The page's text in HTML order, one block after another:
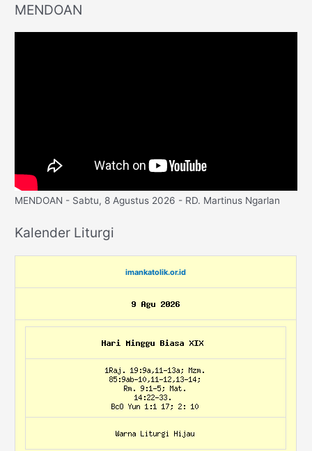
MENDOAN
MENDOAN - Sabtu, 8 Agustus 2026 - RD. Martinus Ngarlan
Kalender Liturgi
imankatolik.or.id